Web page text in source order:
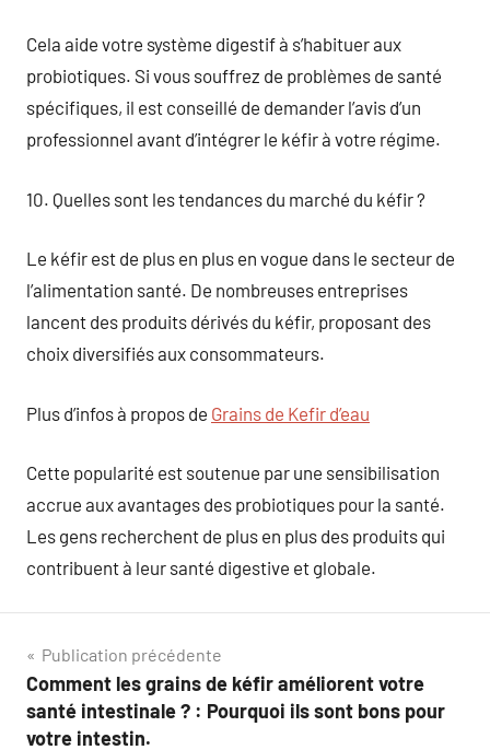
Cela aide votre système digestif à s’habituer aux
probiotiques. Si vous souffrez de problèmes de santé
spécifiques, il est conseillé de demander l’avis d’un
professionnel avant d’intégrer le kéfir à votre régime.
10. Quelles sont les tendances du marché du kéfir ?
Le kéfir est de plus en plus en vogue dans le secteur de
l’alimentation santé. De nombreuses entreprises
lancent des produits dérivés du kéfir, proposant des
choix diversifiés aux consommateurs.
Plus d’infos à propos de Grains de Kefir d’eau
Cette popularité est soutenue par une sensibilisation
accrue aux avantages des probiotiques pour la santé.
Les gens recherchent de plus en plus des produits qui
contribuent à leur santé digestive et globale.
Navigation
de
Publication précédente
Comment les grains de kéfir améliorent votre
santé intestinale ? : Pourquoi ils sont bons pour
votre intestin.